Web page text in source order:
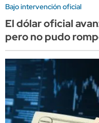
Bajo intervención oficial
El dólar oficial
pero no pudo